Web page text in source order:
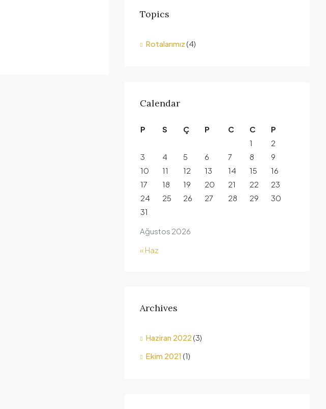
Topics
Rotalarımız (4)
Calendar
Ağustos 2026
P S Ç P C C
P
1
2
3
4 5 6 7 8
9
10
11 12 13 14 15
16
17
18 19 20 21 22
23
24
25 26 27 28 29
30
31
« Haz
Archives
Haziran 2022 (3)
Ekim 2021 (1)